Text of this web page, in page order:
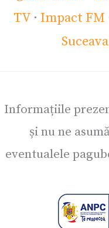
TV · Impact FM
Informațiile
și nu ne
eventualele